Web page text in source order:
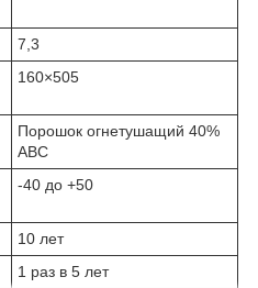
7,3
160×505
Порошок огнетушащий 40%
АВС
-40 до +50
10 лет
1 раз в 5 лет